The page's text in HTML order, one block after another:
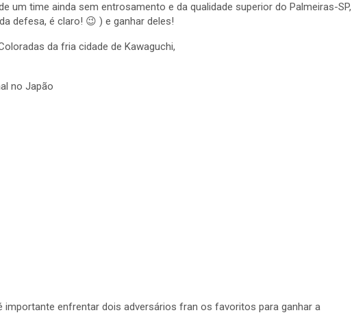
um time ainda sem entrosamento e da qualidade superior do Palmeiras-SP,
defesa, é claro! 😉 ) e ganhar deles!
da fria cidade de Kawaguchi,
no Japão
importante enfrentar dois adversários fran os favoritos para ganhar a